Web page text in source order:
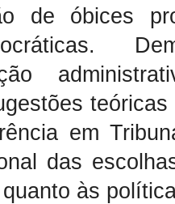
de óbices
em
das
às